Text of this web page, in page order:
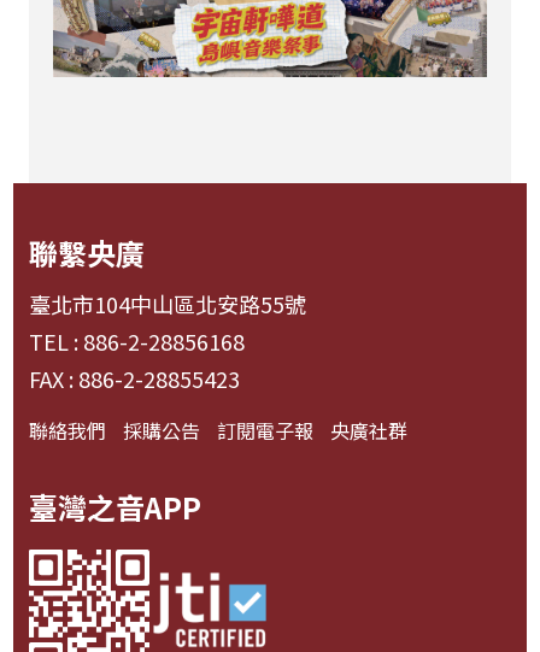
聯繫央廣
臺北市104中山區北安路55號
TEL : 886-2-28856168
FAX : 886-2-28855423
聯絡我們 採購公告 訂閱電子報 央廣社群
臺灣之音APP